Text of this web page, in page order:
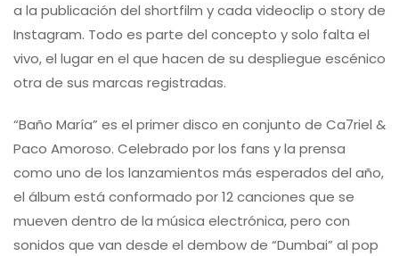
a la publicación del shortfilm y cada videoclip o story de
Instagram. Todo es parte del concepto y solo falta el
vivo, el lugar en el que hacen de su despliegue escénico
otra de sus marcas registradas.
“Baño María” es el primer disco en conjunto de Ca7riel &
Paco Amoroso. Celebrado por los fans y la prensa
como uno de los lanzamientos más esperados del año,
el álbum está conformado por 12 canciones que se
mueven dentro de la música electrónica, pero con
sonidos que van desde el dembow de “Dumbai” al pop